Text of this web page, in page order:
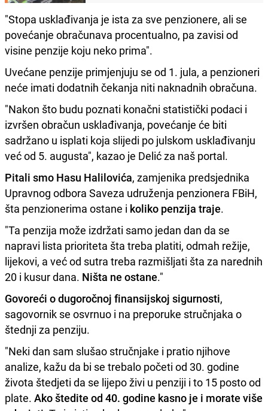
"Stopa usklađivanja je ista za sve penzionere, ali se
povećanje obračunava procentualno, pa zavisi od
visine penzije koju neko prima".
Uvećane penzije primjenjuju se od 1. jula, a penzioneri
neće imati dodatnih čekanja niti naknadnih obračuna.
"Nakon što budu poznati konačni statistički podaci i
izvršen obračun usklađivanja, povećanje će biti
sadržano u isplati koja slijedi po julskom usklađivanju
već od 5. augusta", kazao je Delić za naš portal.
Pitali smo Hasu Halilovića, zamjenika predsjednika
Upravnog odbora Saveza udruženja penzionera FBiH,
šta penzionerima ostane i koliko penzija traje.
"Ta penzija može izdržati samo jedan dan da se
napravi lista prioriteta šta treba platiti, odmah režije,
lijekovi, a već od sutra treba razmišljati šta za narednih
20 i kusur dana. Ništa ne ostane."
Govoreći o dugoročnoj finansijskoj sigurnosti,
sagovornik se osvrnuo i na preporuke stručnjaka o
štednji za penziju.
"Neki dan sam slušao stručnjake i pratio njihove
analize, kažu da bi se trebalo početi od 30. godine
života štedjeti da se lijepo živi u penziji i to 15 posto od
plate. Ako štedite od 40. godine kasno je i morate više